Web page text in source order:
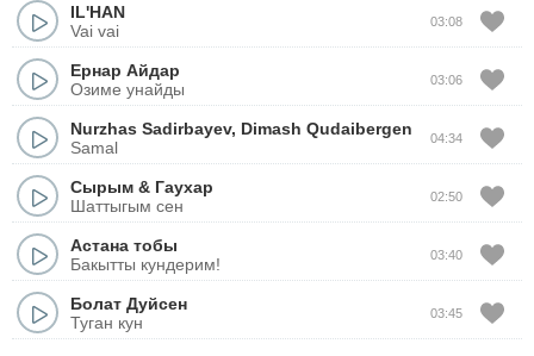
IL'HAN
Vai vai
03:08
Ернар Айдар
Озиме унайды
03:06
Nurzhas Sadirbayev, Dimash Qudaibergen
Samal
04:34
Сырым & Гаухар
Шаттыгым сен
02:50
Астана тобы
Бакытты кундерим!
03:40
Болат Дуйсен
Туган кун
03:45